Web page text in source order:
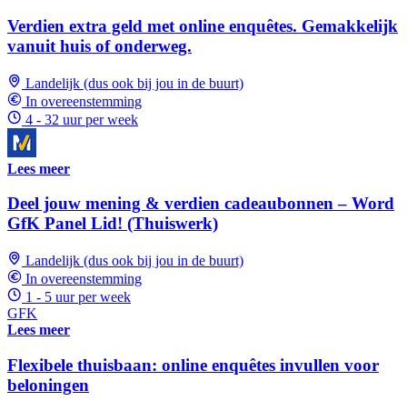
Verdien extra geld met online enquêtes. Gemakkelijk
vanuit huis of onderweg.
Landelijk (dus ook bij jou in de buurt)
In overeenstemming
4 - 32 uur per week
Lees meer
Deel jouw mening & verdien cadeaubonnen – Word
GfK Panel Lid! (Thuiswerk)
Landelijk (dus ook bij jou in de buurt)
In overeenstemming
1 - 5 uur per week
GFK
Lees meer
Flexibele thuisbaan: online enquêtes invullen voor
beloningen